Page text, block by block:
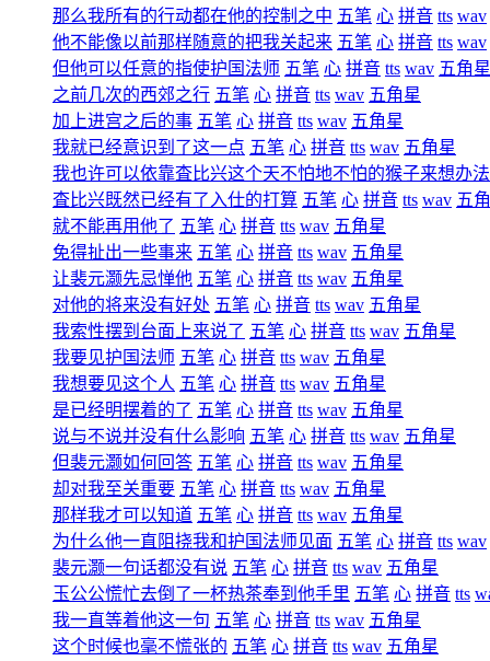
那么我所有的行动都在他的控制之中 五笔 心 拼音 tts wav
他不能像以前那样随意的把我关起来 五笔 心 拼音 tts wav
但他可以任意的指使护国法师 五笔 心 拼音 tts wav 五角星
之前几次的西郊之行 五笔 心 拼音 tts wav 五角星
加上进宫之后的事 五笔 心 拼音 tts wav 五角星
我就已经意识到了这一点 五笔 心 拼音 tts wav 五角星
我也许可以依靠査比兴这个天不怕地不怕的猴子来想办
査比兴既然已经有了入仕的打算 五笔 心 拼音 tts wav 五
就不能再用他了 五笔 心 拼音 tts wav 五角星
免得扯出一些事来 五笔 心 拼音 tts wav 五角星
让裴元灏先忌惮他 五笔 心 拼音 tts wav 五角星
对他的将来没有好处 五笔 心 拼音 tts wav 五角星
我索性摆到台面上来说了 五笔 心 拼音 tts wav 五角星
我要见护国法师 五笔 心 拼音 tts wav 五角星
我想要见这个人 五笔 心 拼音 tts wav 五角星
是已经明摆着的了 五笔 心 拼音 tts wav 五角星
说与不说并没有什么影响 五笔 心 拼音 tts wav 五角星
但裴元灏如何回答 五笔 心 拼音 tts wav 五角星
却对我至关重要 五笔 心 拼音 tts wav 五角星
那样我才可以知道 五笔 心 拼音 tts wav 五角星
为什么他一直阻挠我和护国法师见面 五笔 心 拼音 tts wav
裴元灏一句话都没有说 五笔 心 拼音 tts wav 五角星
玉公公慌忙去倒了一杯热茶奉到他手里 五笔 心 拼音 tts
我一直等着他这一句 五笔 心 拼音 tts wav 五角星
这个时候也毫不慌张的 五笔 心 拼音 tts wav 五角星